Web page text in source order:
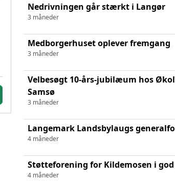
Nedrivningen går stærkt i Langør
3 måneder
Medborgerhuset oplever fremgang
3 måneder
Velbesøgt 10-års-jubilæum hos
Samsø
3 måneder
Langemark Landsbylaugs
4 måneder
Støtteforening for Kildemosen i
4 måneder